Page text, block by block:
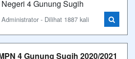
4 Gunung Sugih
- Dilihat 1887 kali
4 Gunung Sugih 2020/2021